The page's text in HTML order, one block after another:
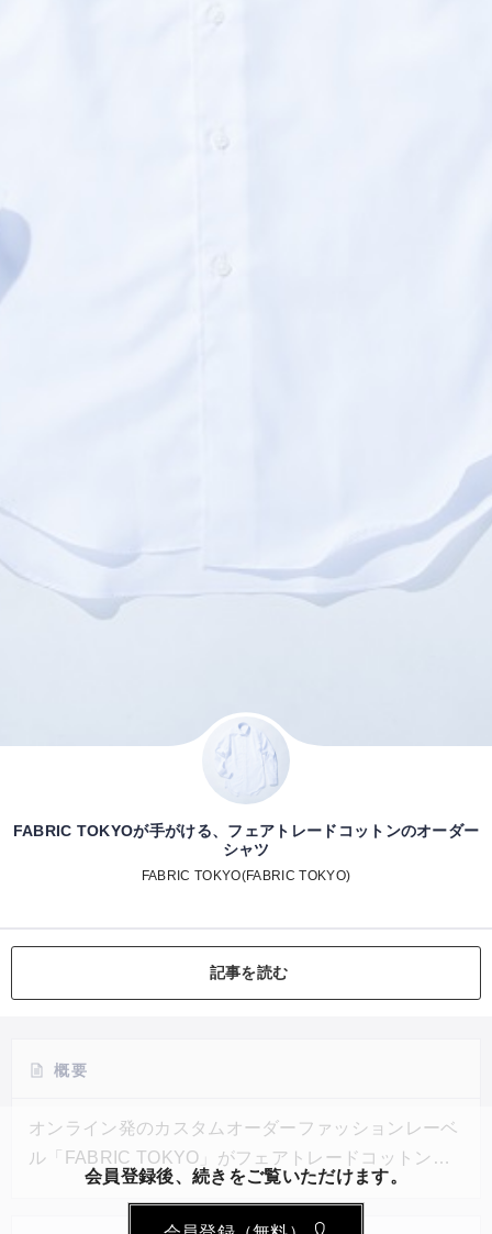
FABRIC TOKYOが手がける、フェアトレードコットンのオーダー
シャツ
FABRIC TOKYO(FABRIC TOKYO)
記事を読む
概要
オンライン発のカスタムオーダーファッションレーベ
ル「FABRIC TOKYO」がフェアトレードコットンを
使用して作ったオーダーシャツを発売。国際フェアト
会員登録後、続きをご覧いただけます。